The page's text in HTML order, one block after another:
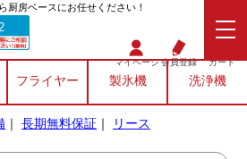
厨房ベースにお任せください！
マイページ会員登録 カート
フライヤー 製氷機 洗浄機
｜ 長期無料保証 ｜ リース